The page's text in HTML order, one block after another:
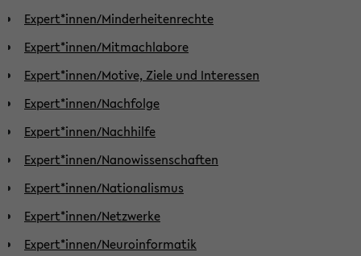
Expert*innen/Minderheitenrechte
Expert*innen/Mitmachlabore
Expert*innen/Motive, Ziele und Interessen
Expert*innen/Nachfolge
Expert*innen/Nachhilfe
Expert*innen/Nanowissenschaften
Expert*innen/Nationalismus
Expert*innen/Netzwerke
Expert*innen/Neuroinformatik